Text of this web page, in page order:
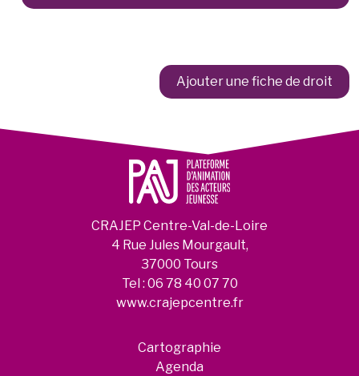
Ajouter une fiche de droit
CRAJEP Centre-Val-de-Loire
4 Rue Jules Mourgault,
37000 Tours
Tel : 06 78 40 07 70
www.crajepcentre.fr
Cartographie
Agenda